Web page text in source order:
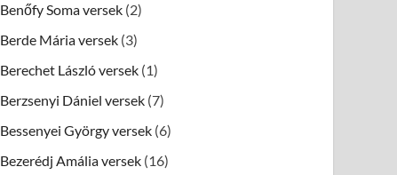
Benőfy Soma versek (2)
Berde Mária versek (3)
Berechet László versek (1)
Berzsenyi Dániel versek (7)
Bessenyei György versek (6)
Bezerédj Amália versek (16)